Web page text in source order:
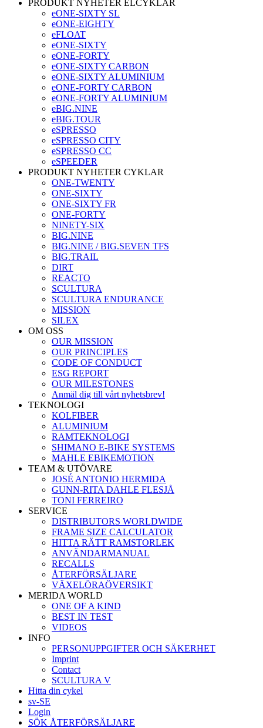
PRODUKT NYHETER ELCYKLAR
eONE-SIXTY SL
eONE-EIGHTY
eFLOAT
eONE-SIXTY
eONE-FORTY
eONE-SIXTY CARBON
eONE-SIXTY ALUMINIUM
eONE-FORTY CARBON
eONE-FORTY ALUMINIUM
eBIG.NINE
eBIG.TOUR
eSPRESSO
eSPRESSO CITY
eSPRESSO CC
eSPEEDER
PRODUKT NYHETER CYKLAR
ONE-TWENTY
ONE-SIXTY
ONE-SIXTY FR
ONE-FORTY
NINETY-SIX
BIG.NINE
BIG.NINE / BIG.SEVEN TFS
BIG.TRAIL
DIRT
REACTO
SCULTURA
SCULTURA ENDURANCE
MISSION
SILEX
OM OSS
OUR MISSION
OUR PRINCIPLES
CODE OF CONDUCT
ESG REPORT
OUR MILESTONES
Anmäl dig till vårt nyhetsbrev!
TEKNOLOGI
KOLFIBER
ALUMINIUM
RAMTEKNOLOGI
SHIMANO E-BIKE SYSTEMS
MAHLE EBIKEMOTION
TEAM & UTÖVARE
JOSÉ ANTONIO HERMIDA
GUNN-RITA DAHLE FLESJÅ
TONI FERREIRO
SERVICE
DISTRIBUTORS WORLDWIDE
FRAME SIZE CALCULATOR
HITTA RÄTT RAMSTORLEK
ANVÄNDARMANUAL
RECALLS
ÅTERFÖRSÄLJARE
VÄXELÖRAÖVERSIKT
MERIDA WORLD
ONE OF A KIND
BEST IN TEST
VIDEOS
INFO
PERSONUPPGIFTER OCH SÄKERHET
Imprint
Contact
SCULTURA V
Hitta din cykel
sv-SE
Login
SÖK ÅTERFÖRSÄLJARE